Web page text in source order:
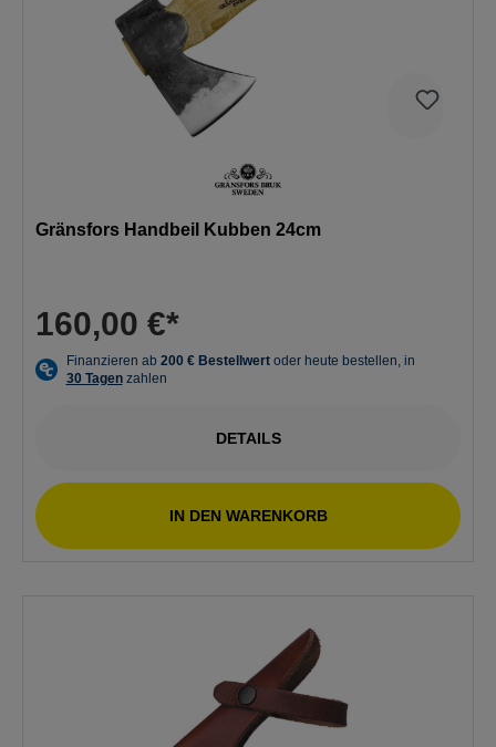
Gränsfors Handbeil Kubben 24cm
160,00 €*
DETAILS
IN DEN WARENKORB